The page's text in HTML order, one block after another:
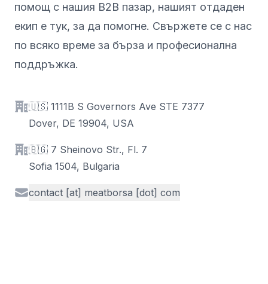
помощ с нашия B2B пазар, нашият отдаден
екип е тук, за да помогне. Свържете се с нас
по всяко време за бърза и професионална
поддръжка.
Address
🇺🇸 1111B S Governors Ave STE 7377
Dover, DE 19904, USA
Address
🇧🇬 7 Sheinovo Str., Fl. 7
Sofia 1504, Bulgaria
Emailcontact [at] meatborsa [dot] com